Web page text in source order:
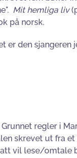
Mit hemliga liv
på norsk.
den sjangeren
regler i
skrevet ut fra
vil lese/omtale